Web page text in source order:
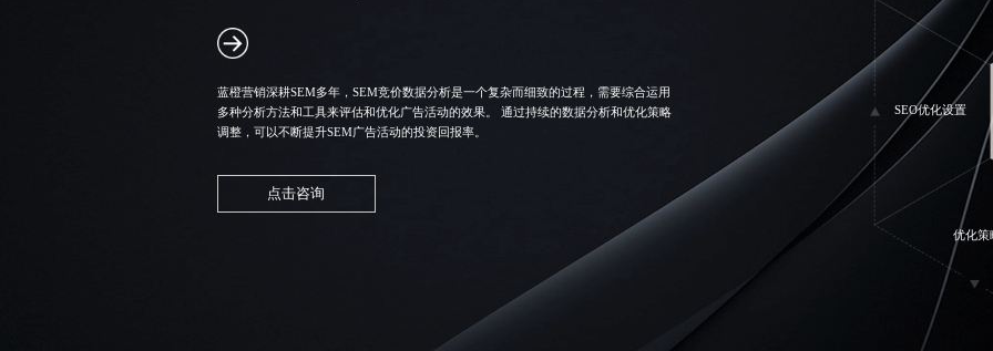
蓝橙营销深耕SEM多年， SEM竞价数据分析是一个复杂而细致的过程，需要综合运用
多种分析方法和工具来评估和优化广告活动的效果。 通过持续的数据分析和优化策略
调整，可以不断提升SEM广告活动的投资回报率。
点击咨询
SEO优化设置
优化策